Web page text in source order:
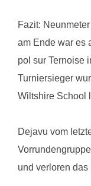
Fazit:
am Ende war es
pol sur Ternoise
Turniersieger
Wiltshire School
Dejavu vom
und verloren das